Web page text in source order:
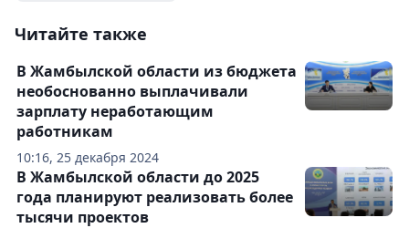
Читайте также
10:16, 25 декабря 2024
В Жамбылской области из бюджета
необоснованно выплачивали
зарплату неработающим
работникам
В Жамбылской области до 2025
года планируют реализовать более
тысячи проектов